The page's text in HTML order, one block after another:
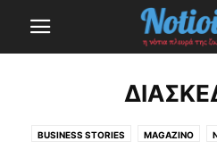
BUSINESS STORIES MAGAZINO